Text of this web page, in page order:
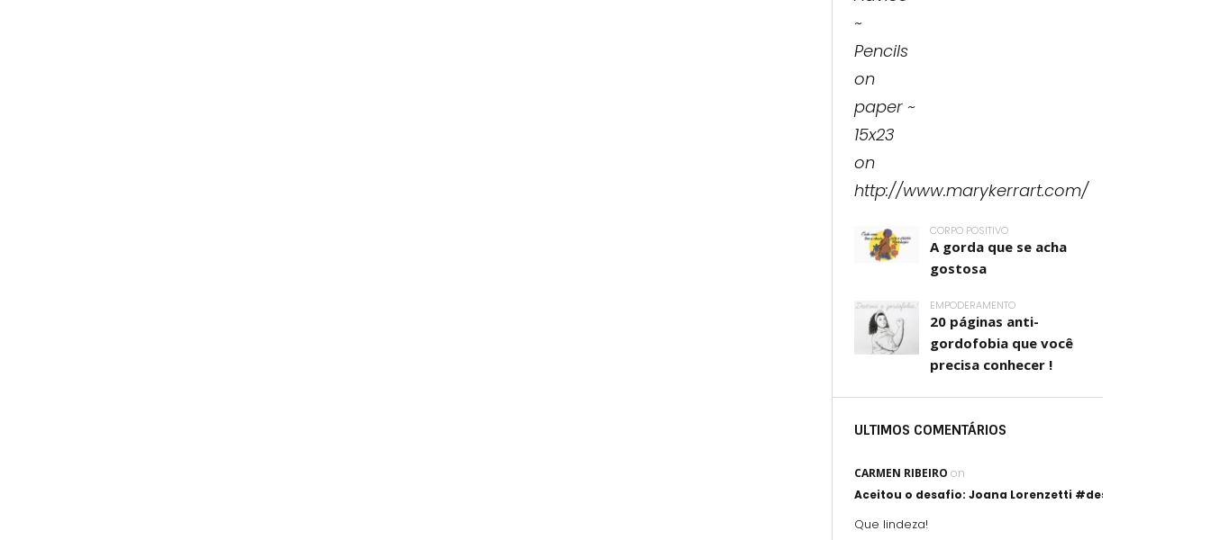
CORPO POSITIVO
A gorda que se acha
gostosa
EMPODERAMENTO
20 páginas anti-
gordofobia que você
precisa conhecer !
ULTIMOS COMENTÁRIOS
CARMEN RIBEIRO on
Aceitou o desafio: Joana Lorenzetti #desafioartegorda
Que lindeza!